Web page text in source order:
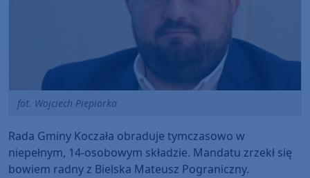
fot. Wojciech Piepiorka
Rada Gminy Koczała obraduje tymczasowo w
niepełnym, 14-osobowym składzie. Mandatu zrzekł się
bowiem radny z Bielska Mateusz Pograniczny.